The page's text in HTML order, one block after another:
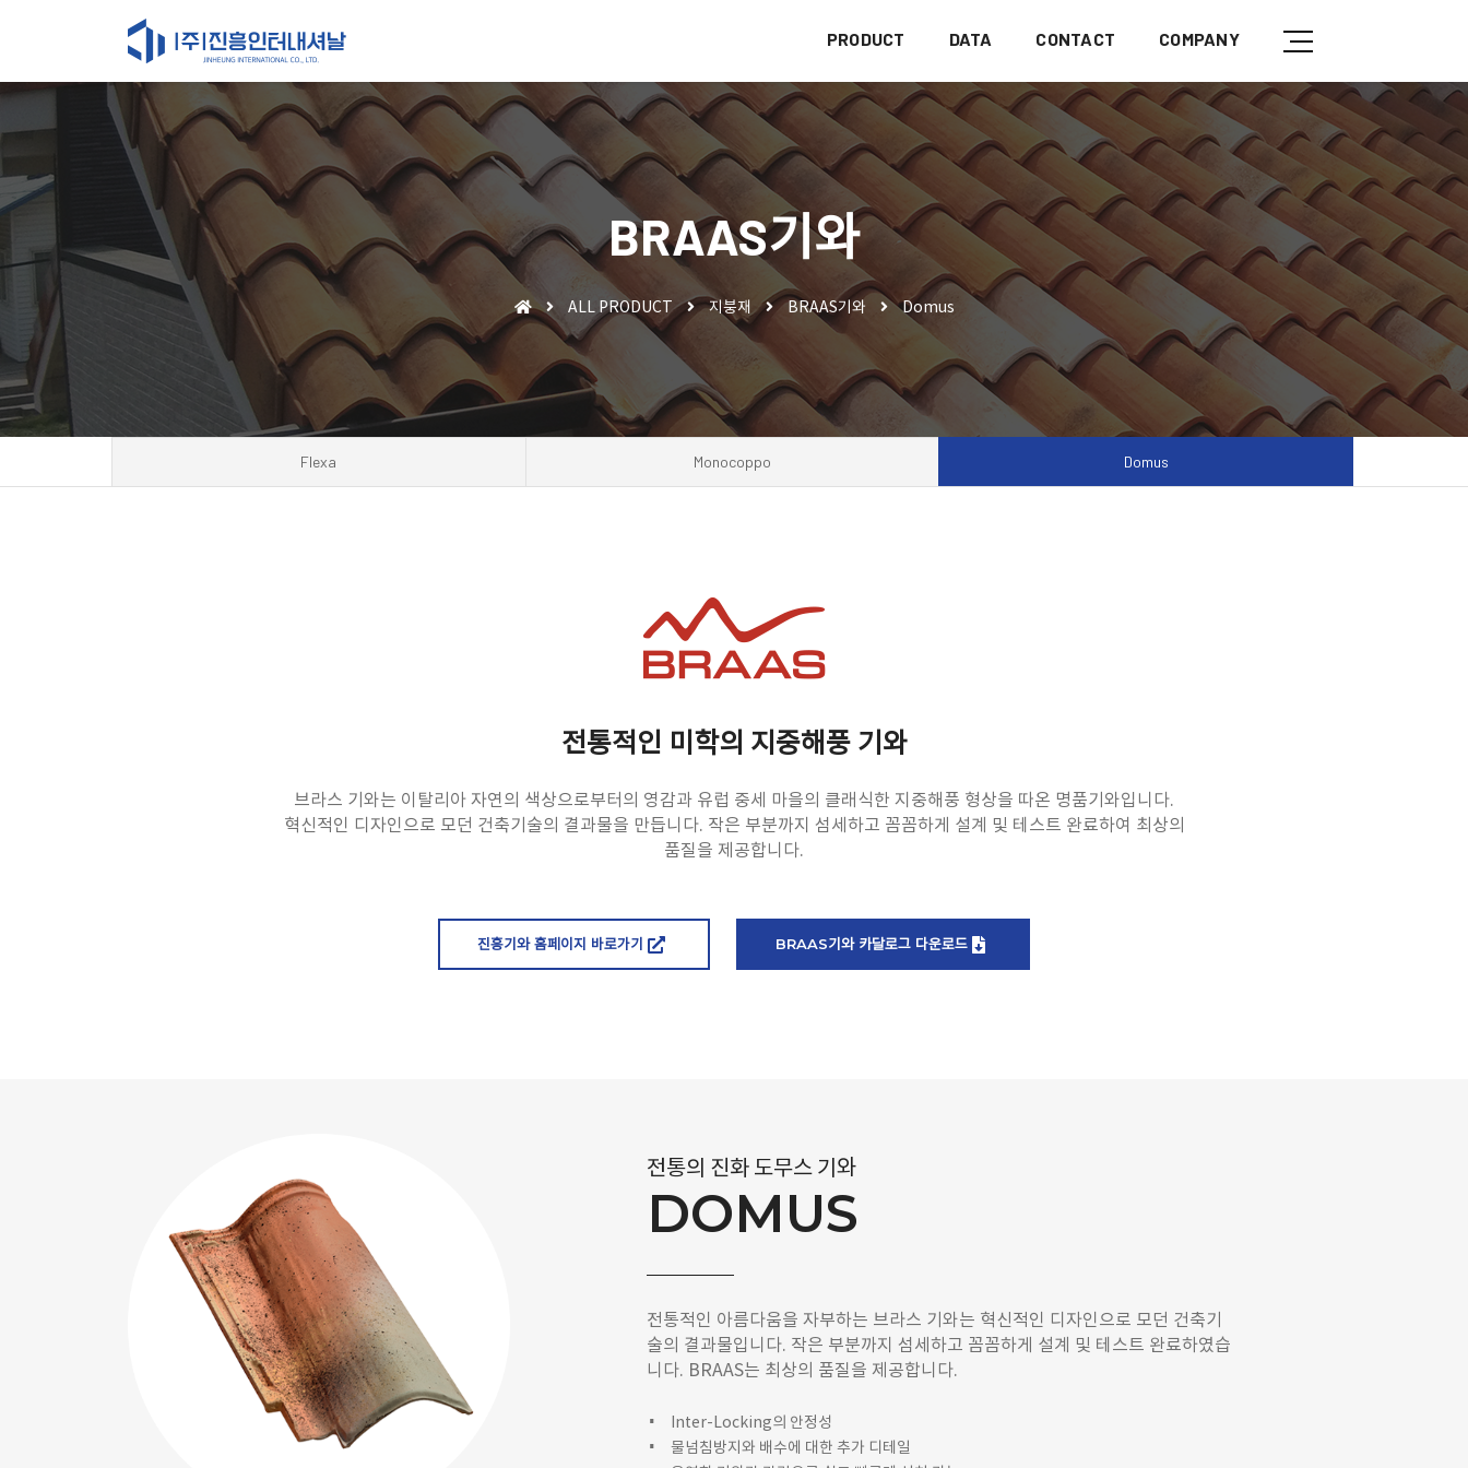
PRODUCT DATA CONTACT COMPANY
BRAAS기와
ALL PRODUCT 지붕재 BRAAS기와 Domus
Flexa Monocoppo Domus
전통적인 미학의 지중해풍 기와
브라스 기와는 이탈리아 자연의 색상으로부터의 영감과 유럽 중세 마을의 클래식한 지중해풍 형상을 따온 명품기와입니다.
혁신적인 디자인으로 모던 건축기술의 결과물을 만듭니다. 작은 부분까지 섬세하고 꼼꼼하게 설계 및 테스트 완료하여 최상의
품질을 제공합니다.
진흥기와 홈페이지 바로가기 BRAAS기와 카달로그 다운로드
전통의 진화 도무스 기와
DOMUS
전통적인 아름다움을 자부하는 브라스 기와는 혁신적인 디자인으로 모던 건축기
술의 결과물입니다. 작은 부분까지 섬세하고 꼼꼼하게 설계 및 테스트 완료하였습
니다. BRAAS는 최상의 품질을 제공합니다.
Inter-Locking의 안정성
물넘침방지와 배수에 대한 추가 디테일